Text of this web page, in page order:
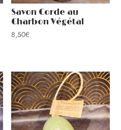
Savon Corde au
Charbon Végétal
8,50€